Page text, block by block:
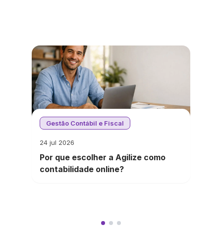
Gestão Contábil e Fiscal
24 jul 2026
Por que escolher a Agilize como
contabilidade online?